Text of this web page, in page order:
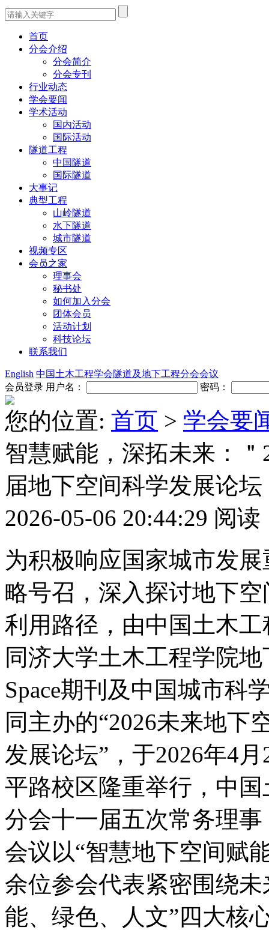
首页
分会介绍
分会简介
分会专刊
行业动态
学会要闻
学术活动
国内活动
国际活动
隧道工程
中国隧道
国际隧道
大事记
典型工程
山岭隧道
水下隧道
城市隧道
视频专区
会员之家
理事会
秘书处
如何加入分会
团体会员
活动计划
科技论坛
联系我们
English 中国土木工程学会隧道及地下工程分会会议
会员登录 用户名： 密码：
您的位置: 首页 > 学会要
智慧赋能，深拓未来：
届地下空间科学发展论
2026-05-06 20:44:29 阅读
为积极响应国家城市发
略号召，深入探讨地下
利用路径，由中国土木
同济大学土木工程学院
Space期刊及中国城市科
同主办的“2026未来地下
发展论坛”，于2026年4
平路校区隆重举行，中
分会十一届五次常务理
会议以“智慧地下空间赋
余位参会代表紧密围绕
能、绿色、人文”四大核